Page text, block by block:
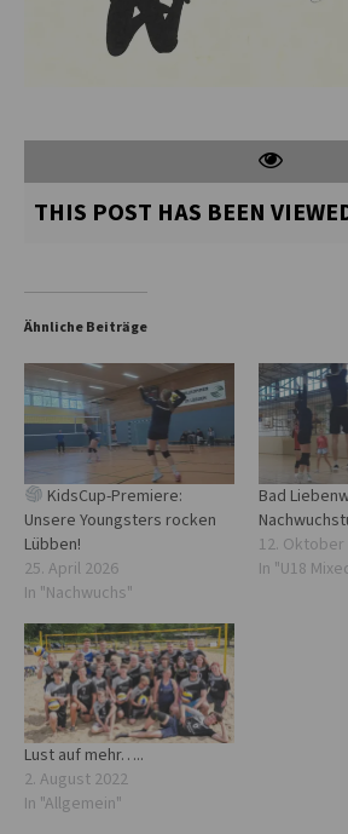
THIS POST HAS BEEN
Ähnliche Beiträge
KidsCup-Premiere:
Unsere Youngsters rocken
Lübben!
25. April 2026
In "Nachwuchs"
Bad
12. Oktober
In "U18
Lust auf mehr…..
2. August 2022
In "Allgemein"